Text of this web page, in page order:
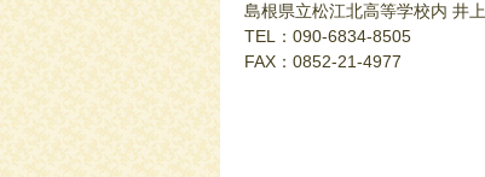
島根県立松江北高等学校内 井上
TEL：090-6834-8505
FAX：0852-21-4977